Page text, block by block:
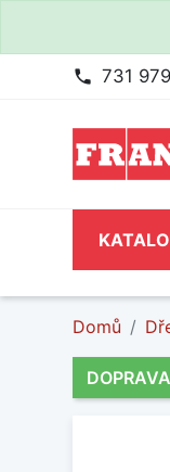
phone 731
Domů